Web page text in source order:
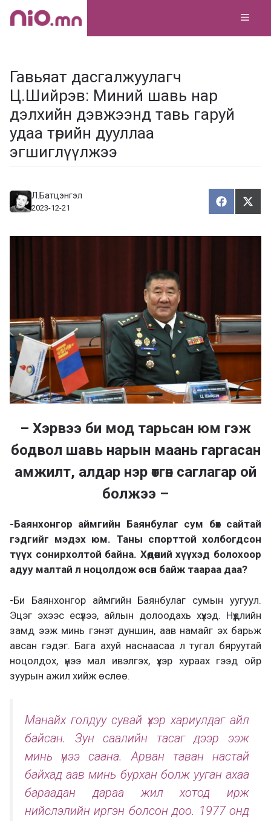
Skip
Гавьяат дасгалжуулагч
Ц.Шийрэв: Миний шавь нар
дэлхийн дэвжээнд тавь гаруй
удаа төрийн дууллаа
эгшиглүүлжээ
Л.Батцэнгэл
2023-12-21
Х
у
а
Т
э
– Хэрвээ би мод тарьсан юм гэж
бодвол шавь нарын маань гаргасан
амжилт, алдар нэр өтгөн саглагар ой
болжээ –
-Баянхонгор аймгийн Баянбулаг сум бөх сайтай
гэдгийг мэдэх юм. Таны спорттой холбогдсон
түүх сонирхолтой байна. Хөдөөний хүүхэд болохоор
адуу малтай л ноцолдож өссөн байж таараа даа?
-Би Баянхонгор аймгийн Баянбулаг сумын уугуул.
Эцэг эхээс есүүлээ, айлын долоодахь хүүхэд. Нүүдлийн
замд ээж минь гэнэт дуншин, аав намайг эх барьж
авсан гэдэг. Бага ахуй наснаасаа л тугал бяруутай
ноцолдох, үнээ мал ивэлгэх, үхэр хураах гээд ойр
зуурын ажил хийж өслөө.
Манайх голдуу сувай үхэр хариулдаг айл
байсан. Зун саалийн тасаг дээр ээж
минь үнээ саана. Арван таван настай
байхад аав минь бурхан болж ууган ахаа
бараадан дараа жил хотод ирж
нийслэлийн иргэн болсон доо. 1977 онд